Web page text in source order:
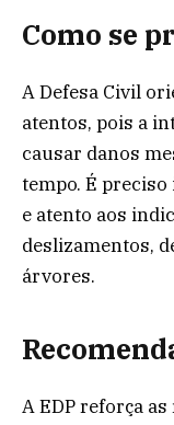
Como se
A Defesa Civil
atentos, pois a
causar danos
tempo. É
e atento aos
deslizamentos,
árvores.
A EDP reforça